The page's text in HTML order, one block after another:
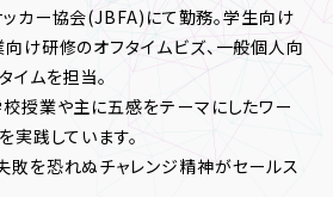
カー協会(JBFA)にて勤務。学生向け
け研修のオフタイムビズ、一般個人向
イムを担当。
授業や主に五感をテーマにしたワー
実践しています。
敗を恐れぬチャレンジ精神がセールス